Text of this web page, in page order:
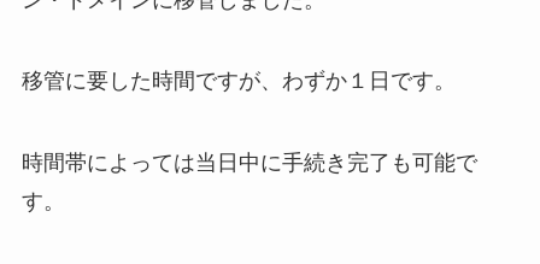
移管に要した時間ですが、わずか１日です。
時間帯によっては当日中に手続き完了も可能で
す。